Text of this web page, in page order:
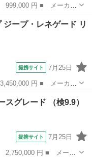
ラー ■ グレード名：
ーフ ベージュ革シー
ープ・レネゲード リ
提携サイト 7月25日
ープ・レネゲード ■
■ ドア枚数： 5...
スグレード （検9.9）
提携サイト 7月25日